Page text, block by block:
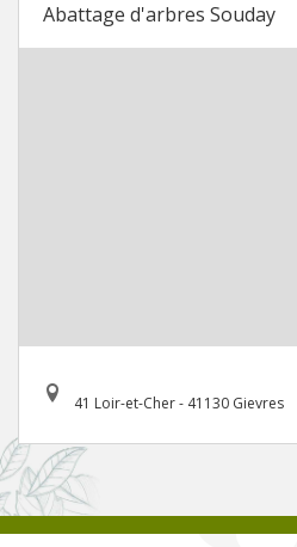
Abattage d'arbres Souday
41 Loir-et-Cher - 41130 Gievres